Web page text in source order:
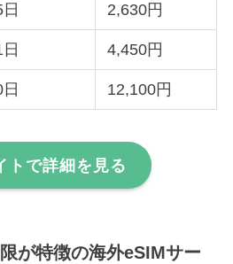
2,630円
4,450円
12,100円
トで詳細を見る
が特徴の海外eSIMサー